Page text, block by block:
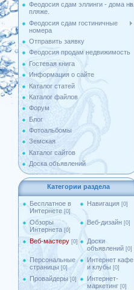
Феодосия сдам эллинги - дома на
пляже.
Феодосия сдам гостиничные
номера
Отправить заявку
Феодосия продам недвижимость
Гостевая книга
Информация о сайте
Каталог статей
Каталог файлов
Форум
Блог
Фотоальбомы
Земская
Каталог сайтов
Доска объявлений
Категории раздела
Бесплатное в
Интернете [0]
Навигация [0]
Обзоры
Интернета [0]
Веб-дизайн [0]
Веб-мастеру [0]
Доски
объявлений [0]
Персональные
страницы [0]
Интернет кафе
и клубы [0]
Провайдеры [0]
Интернет-
маркетинг [0]